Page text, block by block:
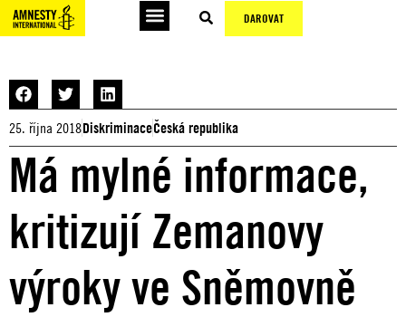
DAROVAT
25. října 2018DiskriminaceČeská republika
Má mylné informace,
kritizují Zemanovy
výroky ve Sněmovně